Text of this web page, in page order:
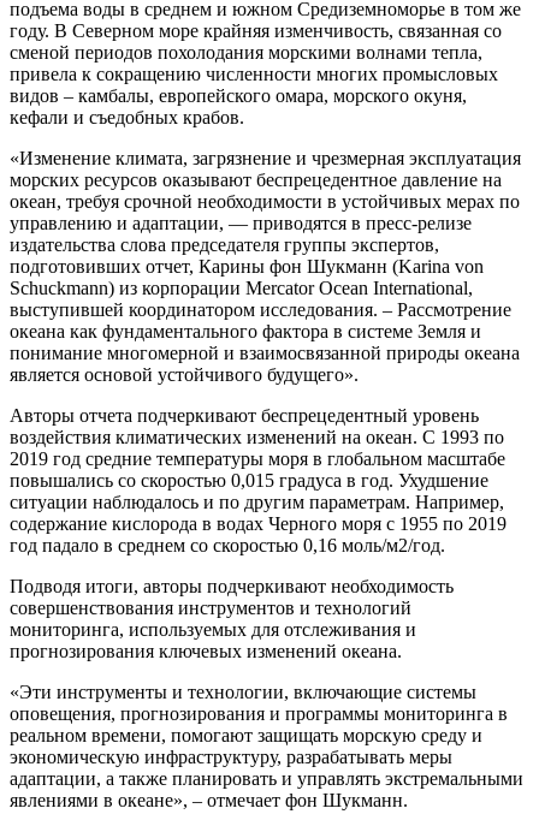
подъема воды в среднем и южном Средиземноморье в том же
году. В Северном море крайняя изменчивость, связанная со
сменой периодов похолодания морскими волнами тепла,
привела к сокращению численности многих промысловых
видов – камбалы, европейского омара, морского окуня,
кефали и съедобных крабов.
«Изменение климата, загрязнение и чрезмерная эксплуатация
морских ресурсов оказывают беспрецедентное давление на
океан, требуя срочной необходимости в устойчивых мерах по
управлению и адаптации, — приводятся в пресс-релизе
издательства слова председателя группы экспертов,
подготовивших отчет, Карины фон Шукманн (Karina von
Schuckmann) из корпорации Mercator Ocean International,
выступившей координатором исследования. – Рассмотрение
океана как фундаментального фактора в системе Земля и
понимание многомерной и взаимосвязанной природы океана
является основой устойчивого будущего».
Авторы отчета подчеркивают беспрецедентный уровень
воздействия климатических изменений на океан. С 1993 по
2019 год средние температуры моря в глобальном масштабе
повышались со скоростью 0,015 градуса в год. Ухудшение
ситуации наблюдалось и по другим параметрам. Например,
содержание кислорода в водах Черного моря с 1955 по 2019
год падало в среднем со скоростью 0,16 моль/м2/год.
Подводя итоги, авторы подчеркивают необходимость
совершенствования инструментов и технологий
мониторинга, используемых для отслеживания и
прогнозирования ключевых изменений океана.
«Эти инструменты и технологии, включающие системы
оповещения, прогнозирования и программы мониторинга в
реальном времени, помогают защищать морскую среду и
экономическую инфраструктуру, разрабатывать меры
адаптации, а также планировать и управлять экстремальными
явлениями в океане», – отмечает фон Шукманн.